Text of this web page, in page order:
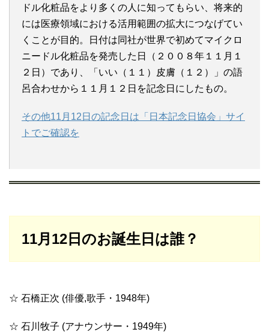
ドル化粧品をより多くの人に知ってもらい、将来的
には医療領域における活用範囲の拡大につなげてい
くことが目的。日付は同社が世界で初めてマイクロ
ニードル化粧品を発売した日（２００８年１１月１
２日）であり、「いい（１１）皮膚（１２）」の語
呂合わせから１１月１２日を記念日にしたもの。
その他11月12日の記念日は「日本記念日協会」サイ
トでご確認を
11月12日のお誕生日は誰？
☆ 石橋正次 (俳優,歌手・1948年)
☆ 石川牧子 (アナウンサー・1949年)